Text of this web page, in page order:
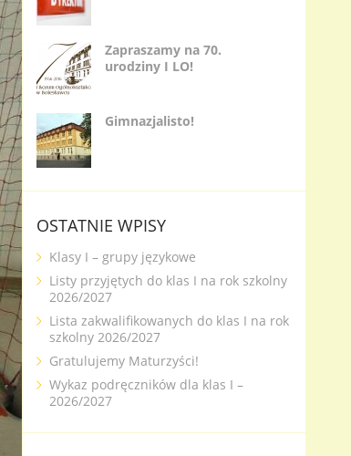
Zapraszamy na 70.
urodziny I LO!
Gimnazjalisto!
OSTATNIE WPISY
Klasy I – grupy językowe
Listy przyjętych do klas I na rok szkolny
2026/2027
Lista zakwalifikowanych do klas I na rok
szkolny 2026/2027
Gratulujemy Maturzyści!
Wykaz podręczników dla klas I –
2026/2027